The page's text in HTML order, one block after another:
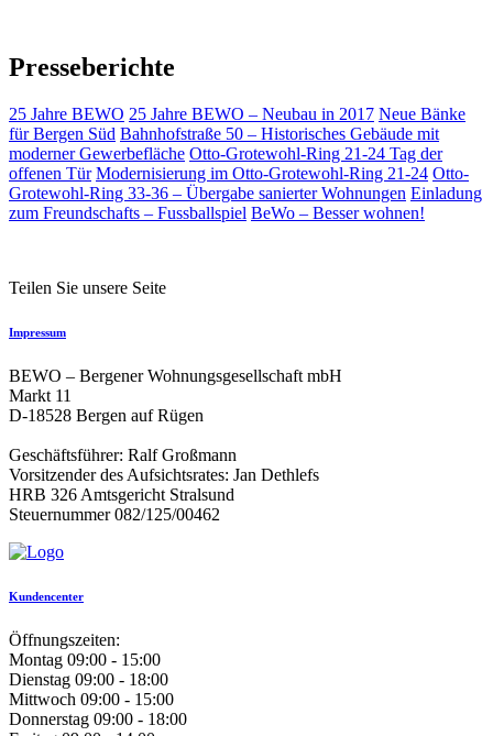
Presseberichte
25 Jahre BEWO 25 Jahre BEWO – Neubau in 2017 Neue Bänke
für Bergen Süd Bahnhofstraße 50 – Historisches Gebäude mit
moderner Gewerbefläche Otto-Grotewohl-Ring 21-24 Tag der
offenen Tür Modernisierung im Otto-Grotewohl-Ring 21-24 Otto-
Grotewohl-Ring 33-36 – Übergabe sanierter Wohnungen Einladung
zum Freundschafts – Fussballspiel BeWo – Besser wohnen!
Teilen Sie unsere Seite
Impressum
BEWO – Bergener Wohnungsgesellschaft mbH
Markt 11
D-18528 Bergen auf Rügen
Geschäftsführer: Ralf Großmann
Vorsitzender des Aufsichtsrates: Jan Dethlefs
HRB 326 Amtsgericht Stralsund
Steuernummer 082/125/00462
Kundencenter
Öffnungszeiten:
Montag 09:00 - 15:00
Dienstag 09:00 - 18:00
Mittwoch 09:00 - 15:00
Donnerstag 09:00 - 18:00